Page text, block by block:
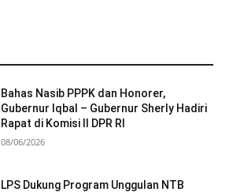
Bahas Nasib PPPK dan Honorer,
Gubernur Iqbal – Gubernur Sherly Hadiri
Rapat di Komisi II DPR RI
08/06/2026
LPS Dukung Program Unggulan NTB